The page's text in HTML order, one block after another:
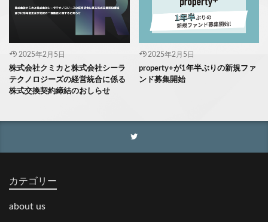
2025年2月5日
株式会社クミカと株式会社シーラ
テクノロジーズの経営統合に係る
株式交換契約締結のおしらせ
2025年2月5日
property+が1年半ぶりの新規ファ
ンド募集開始
カテゴリー
about us